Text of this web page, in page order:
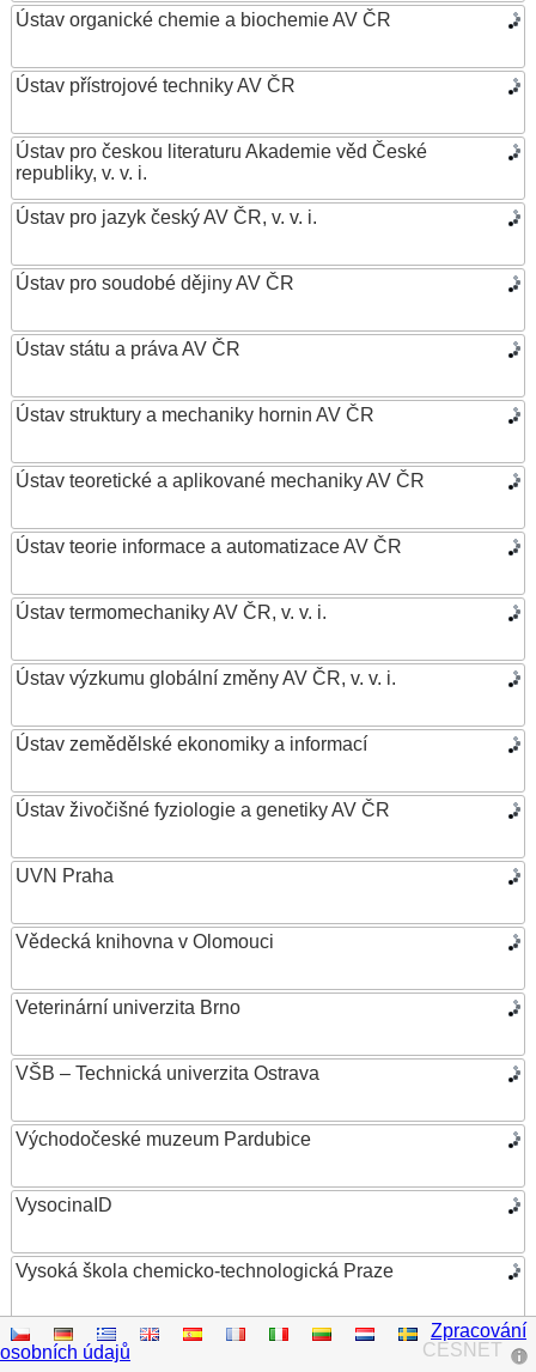
Ústav organické chemie a biochemie AV ČR
Ústav přístrojové techniky AV ČR
Ústav pro českou literaturu Akademie věd České
republiky, v. v. i.
Ústav pro jazyk český AV ČR, v. v. i.
Ústav pro soudobé dějiny AV ČR
Ústav státu a práva AV ČR
Ústav struktury a mechaniky hornin AV ČR
Ústav teoretické a aplikované mechaniky AV ČR
Ústav teorie informace a automatizace AV ČR
Ústav termomechaniky AV ČR, v. v. i.
Ústav výzkumu globální změny AV ČR, v. v. i.
Ústav zemědělské ekonomiky a informací
Ústav živočišné fyziologie a genetiky AV ČR
UVN Praha
Vědecká knihovna v Olomouci
Veterinární univerzita Brno
VŠB – Technická univerzita Ostrava
Východočeské muzeum Pardubice
VysocinaID
Vysoká škola chemicko-technologická Praze
Vysoká škola ekonomická v Praze
CESNET
Zpracování
osobních údajů